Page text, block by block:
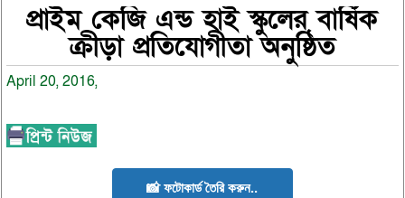
প্রাইম কেজি এন্ড হাই স্কুলের বার্ষিক
ক্রীড়া প্রতিযোগীতা অনুষ্ঠিত
April 20, 2016,
📸 ফটোকার্ড তৈরি করুন..